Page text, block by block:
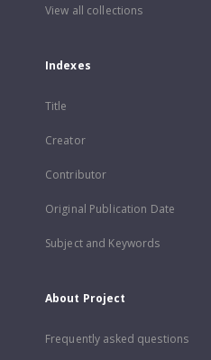
View all collections
Indexes
Title
Creator
Contributor
Original Publication Date
Subject and Keywords
About Project
Frequently asked questions